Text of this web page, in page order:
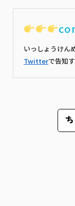
いっしょうけん
Twitterで告知